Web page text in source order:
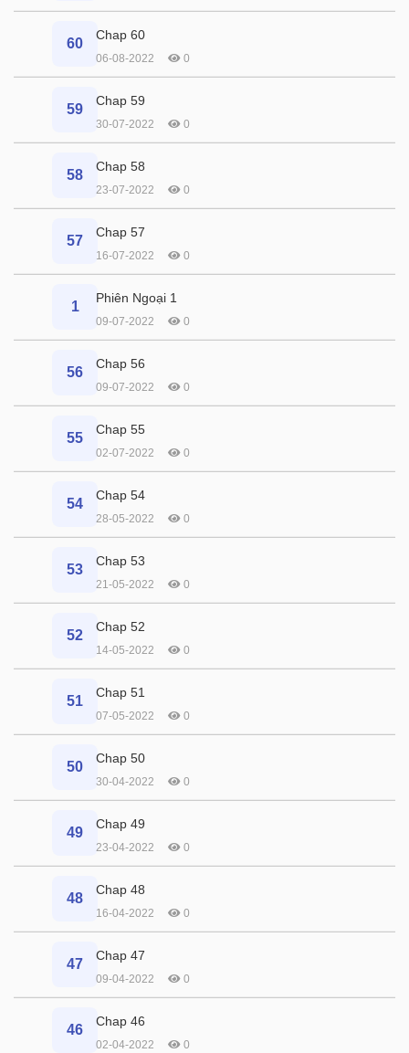
60
Chap 60
06-08-2022 0
59
Chap 59
30-07-2022 0
58
Chap 58
23-07-2022 0
57
Chap 57
16-07-2022 0
1
Phiên Ngoại 1
09-07-2022 0
56
Chap 56
09-07-2022 0
55
Chap 55
02-07-2022 0
54
Chap 54
28-05-2022 0
53
Chap 53
21-05-2022 0
52
Chap 52
14-05-2022 0
51
Chap 51
07-05-2022 0
50
Chap 50
30-04-2022 0
49
Chap 49
23-04-2022 0
48
Chap 48
16-04-2022 0
47
Chap 47
09-04-2022 0
46
Chap 46
02-04-2022 0